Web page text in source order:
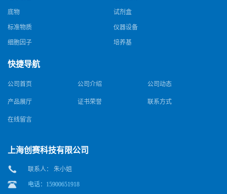
底物 试剂盒
标准物质 仪器设备
细胞因子 培养基
快捷导航
公司首页 公司介绍 公司动态
产品展厅 证书荣誉 联系方式
在线留言
上海创赛科技有限公司
联系人： 朱小姐
电话：15900651918